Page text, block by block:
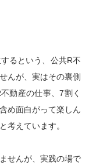
るという、公共R不
んが、実はその裏側
動産の仕事、7割く
め面白がって楽しん
考えています。
せんが、実践の場で